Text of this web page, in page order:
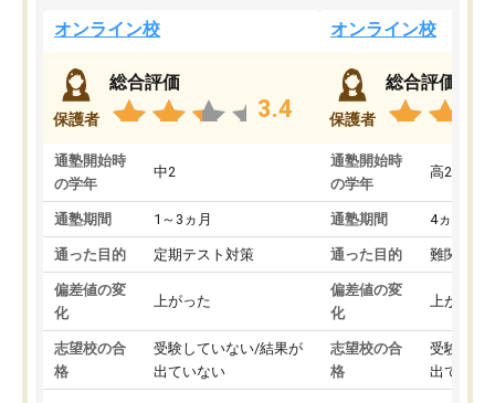
オンライン校
保護者
総合評価
3.4
通塾開始時
の学年
中2
通塾期間 1～3ヵ月
通った目的 定期テスト対策
偏差値の変
化
上がった
志望校の合
格
受験していない/結果が
出ていない
オンライン校
保護者
総合評価
通塾開始時
の学年
高2
通塾期間 4ヵ月～1
通った目的 難関私立
偏差値の変
化
上がった
志望校の合
格
受験して
出ていな